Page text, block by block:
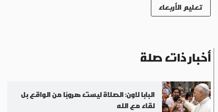
تعليم الأربعاء
أخبار ذات صلة
البابا لاون: الصلاة ليست هروبًا من الواقع بل
لقاء مع الله